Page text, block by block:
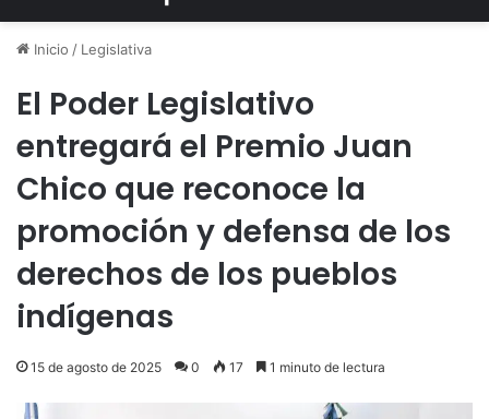
Inicio / Legislativa
El Poder Legislativo
entregará el Premio Juan
Chico que reconoce la
promoción y defensa de los
derechos de los pueblos
indígenas
15 de agosto de 2025 0 17 1 minuto de lectura